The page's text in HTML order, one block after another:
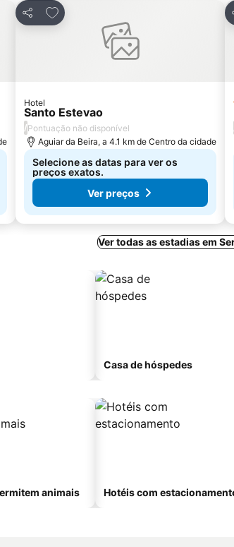
Partilhar
Adicionar aos favoritos
Hotel
Santo Estevao
/Pontuação não disponível
Aguiar da Beira, a 4.1 km de Centro da cidade
Selecione as datas para ver os
preços exatos.
Ver preços
Ver todas as estadias em
Casa de hóspedes
animais Hotéis com